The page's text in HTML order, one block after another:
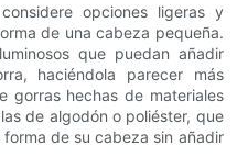
opciones ligeras y
de una cabeza pequeña.
que puedan añadir
haciéndola parecer más
gorras hechas de materiales
de algodón o poliéster, que
de su cabeza sin añadir